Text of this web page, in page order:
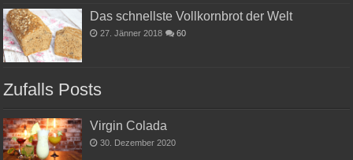
Das schnellste Vollkornbrot der Welt
27. Jänner 2018 60
Zufalls Posts
Virgin Colada
30. Dezember 2020